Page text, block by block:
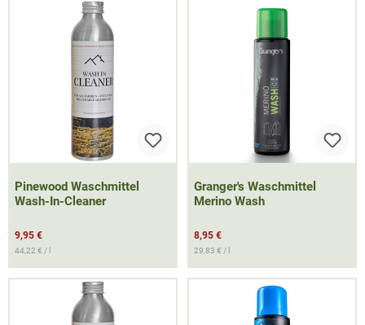
Pinewood Waschmittel
Wash-In-Cleaner
9,95 €
44,22 € / l
Granger's Waschmittel
Merino Wash
8,95 €
29,83 € / l